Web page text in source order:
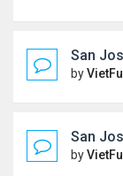
San
by
San
by